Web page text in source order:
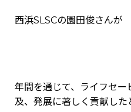
西浜SLSCの園田俊さんが
年間を通じて、ライフセ
及、発展に著しく貢献した